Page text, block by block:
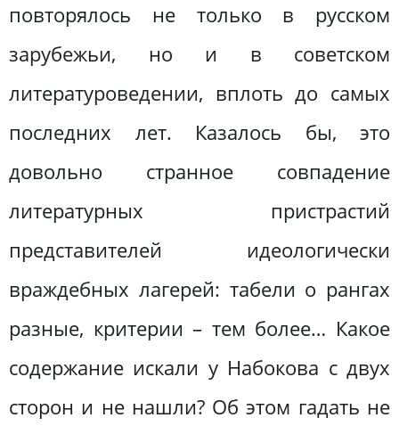
повторялось не только в русском
зарубежьи, но и в советском
литературоведении, вплоть до самых
последних лет. Казалось бы, это
довольно странное совпадение
литературных пристрастий
представителей идеологически
враждебных лагерей: табели о рангах
разные, критерии – тем более… Какое
содержание искали у Набокова с двух
сторон и не нашли? Об этом гадать не